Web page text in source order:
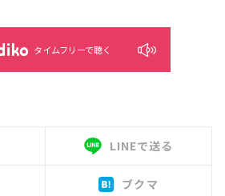
タイムフリーで聴く
LINEで送る
ブクマ